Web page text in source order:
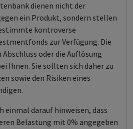
dienen nicht der
ein Produkt, sondern stellen
kontroverse
zur Verfügung. Die
oder die Auflösung
Ihnen. Sie sollten sich daher zu
sowie den Risiken eines
einmal darauf hinweisen, dass
Belastung mit 0% angegeben